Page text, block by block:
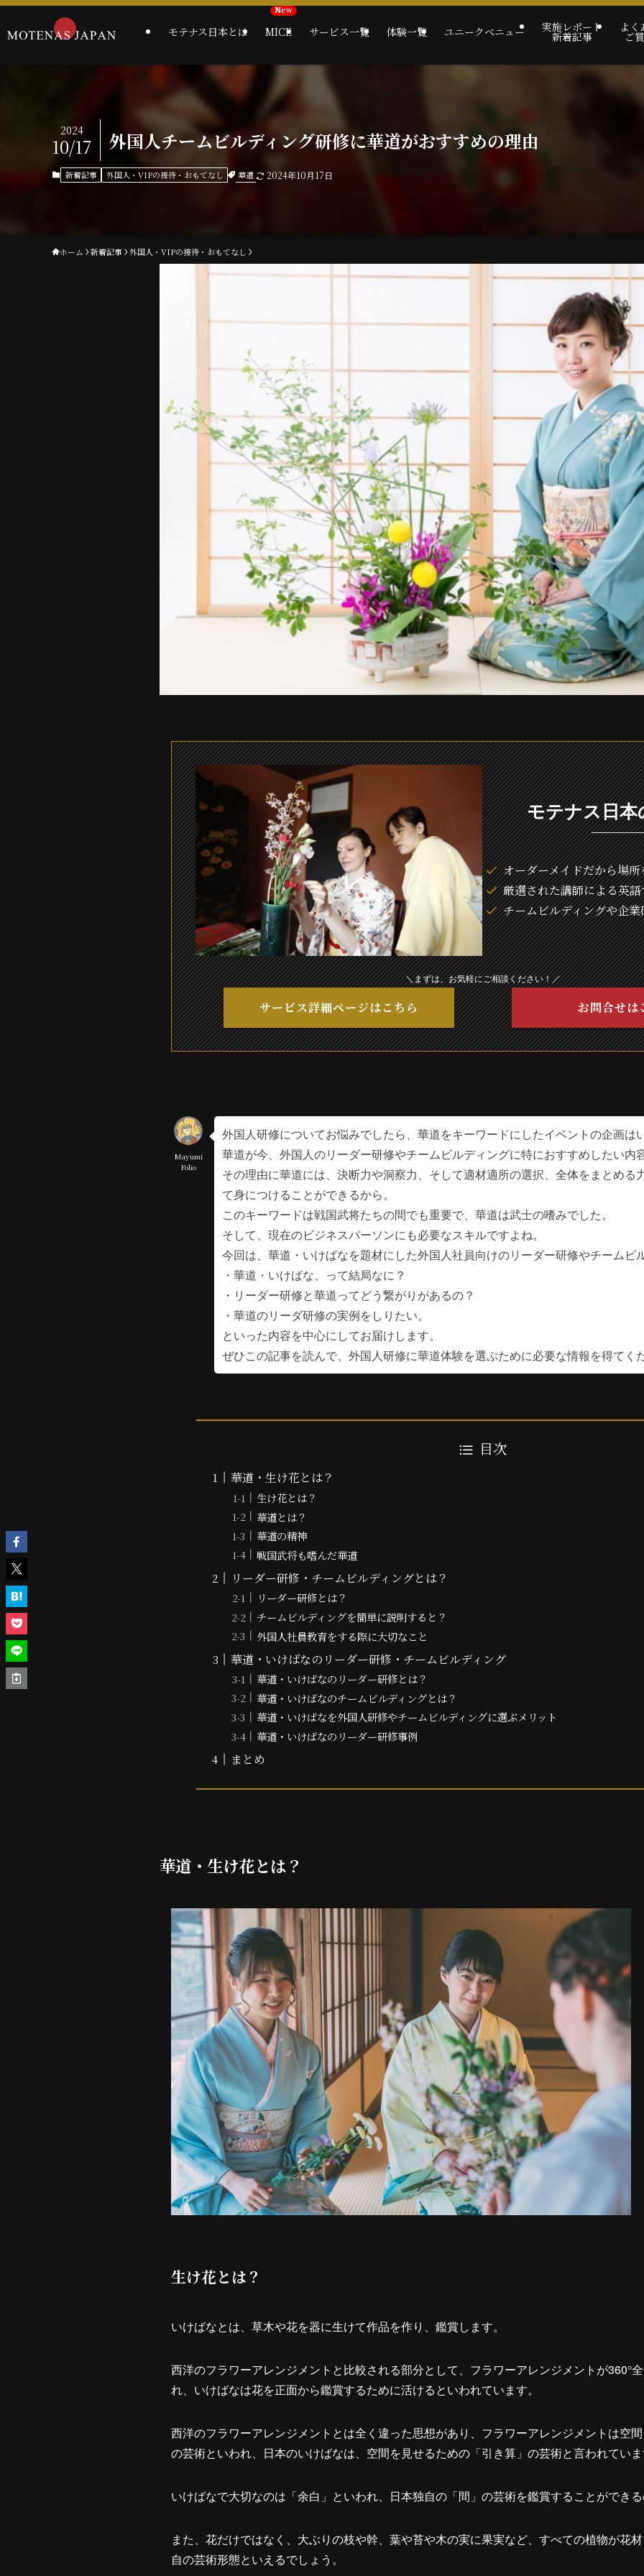
モテナス日本とは MICE サービス一覧 体験一覧 ユニークベニュー 実施レポート
新着記事
よく
ご
外国人チームビルディング研修に華道がおすすめの理由
2024
10/17
新着記事 外国人・VIPの接待・おもてなし 華道 2024年10月17日
ホーム 新着記事 外国人・VIPの接待・おもてなし
モテナス日本
オーダーメイドだから場
厳選された講師による英
チームビルディングや企
＼まずは、お気軽にご相談ください！／
サービス詳細ページはこちら お問合せは
Mayumi
Folio
外国人研修についてお悩みでしたら、華道をキーワードにしたイベントの企画は
華道が今、外国人のリーダー研修やチームビルディングに特におすすめしたい内
その理由に華道には、決断力や洞察力、そして適材適所の選択、全体をまとめる
て身につけることができるから。
このキーワードは戦国武将たちの間でも重要で、華道は武士の嗜みでした。
そして、現在のビジネスパーソンにも必要なスキルですよね。
今回は、華道・いけばなを題材にした外国人社員向けのリーダー研修やチームビ
・華道・いけばな、って結局なに？
・リーダー研修と華道ってどう繋がりがあるの？
・華道のリーダ研修の実例をしりたい。
といった内容を中心にしてお届けします。
ぜひこの記事を読んで、外国人研修に華道体験を選ぶために必要な情報を得てく
目次
華道・生け花とは？
生け花とは？
華道とは？
華道の精神
戦国武将も嗜んだ華道
リーダー研修・チームビルディングとは？
リーダー研修とは？
チームビルディングを簡単に説明すると？
外国人社員教育をする際に大切なこと
華道・いけばなのリーダー研修・チームビルディング
華道・いけばなのリーダー研修とは？
華道・いけばなのチームビルディングとは？
華道・いけばなを外国人研修やチームビルディングに選ぶメリット
華道・いけばなのリーダー研修事例
まとめ
華道・生け花とは？
生け花とは？
いけばなとは、草木や花を器に生けて作品を作り、鑑賞します。
西洋のフラワーアレンジメントと比較される部分として、フラワーアレンジメントが360°
れ、いけばなは花を正面から鑑賞するために活けるといわれています。
西洋のフラワーアレンジメントとは全く違った思想があり、フラワーアレンジメントは空間
の芸術といわれ、日本のいけばなは、空間を見せるための「引き算」の芸術と言われていま
いけばなで大切なのは「余白」といわれ、日本独自の「間」の芸術を鑑賞することができる
また、花だけではなく、大ぶりの枝や幹、葉や苔や木の実に果実など、すべての植物が花
自の芸術形態といえるでしょう。